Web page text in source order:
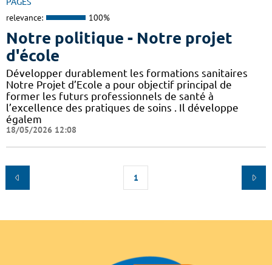
PAGES
relevance: 100%
Notre politique - Notre projet
d'école
Développer durablement les formations sanitaires
Notre Projet d’Ecole a pour objectif principal de
former les futurs professionnels de santé à
l’excellence des pratiques de soins . Il développe
égalem
18/05/2026 12:08
1